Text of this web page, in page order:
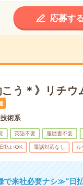
応募す
こう＊》リチ
術系
英語不要 履歴書不要
日払いOK 電話対応なし ル
来社必要ナシ≫“日